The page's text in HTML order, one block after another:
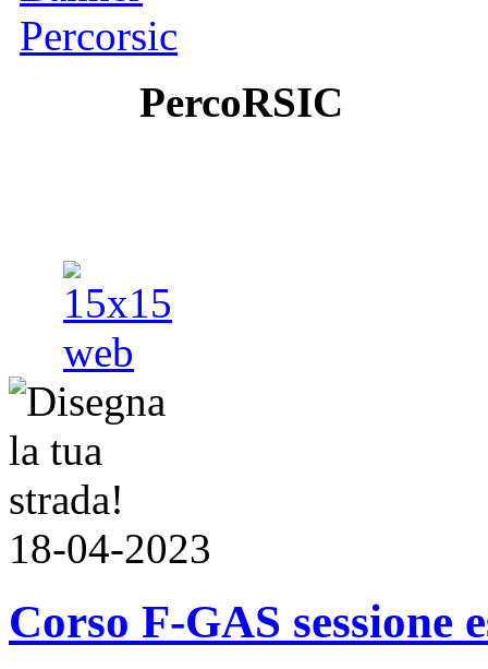
PercoRSIC
18-04-2023
Corso F-GAS sessione